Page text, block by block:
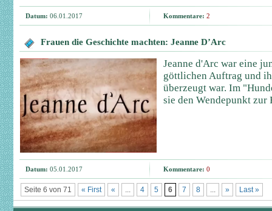
Datum: 06.01.2017 Kommentare: 2
Frauen die Geschichte machten: Jeanne D’Arc
Jeanne d'Arc war eine
göttlichen Auftrag und
überzeugt war. Im
sie den Wendepunkt zur
Datum: 05.01.2017 Kommentare: 0
Seite 6 von 71 « First « ... 4 5 6 7 8 ... » Last »